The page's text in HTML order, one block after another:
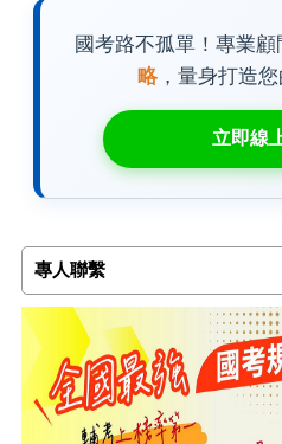
國考路不孤單！專業顧
略，量身打造您
立即線
專人聯繫